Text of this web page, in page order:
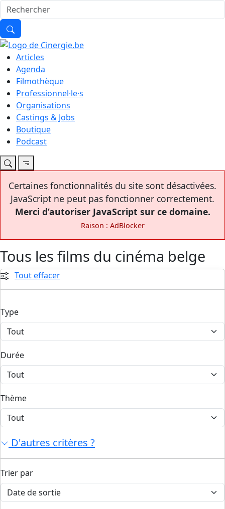
Articles
Agenda
Filmothèque
Professionnel·le·s
Organisations
Castings & Jobs
Boutique
Podcast
Certaines fonctionnalités du site sont désactivées.
JavaScript ne peut pas fonctionner correctement.
Merci d’autoriser JavaScript sur ce domaine.
Raison : AdBlocker
Tous les films du cinéma belge
Tout effacer
Type
Durée
Thème
D'autres critères ?
Trier par